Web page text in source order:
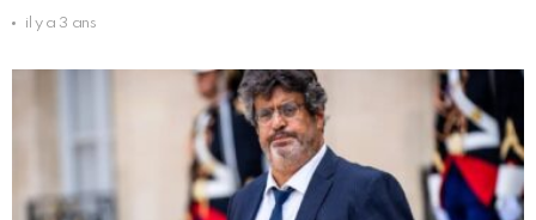
il y a 3 ans